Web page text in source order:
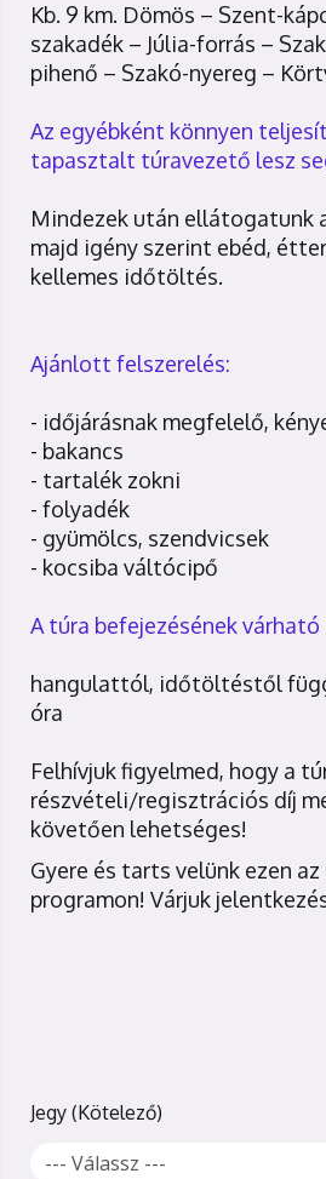
Kb. 9 km. Dömös – Szent-
szakadék – Júlia-forrás –
pihenő – Szakó-nyereg –
Az egyébként könnyen
tapasztalt túravezető lesz
Mindezek után ellátogatunk
majd igény szerint ebéd,
kellemes időtöltés.
Ajánlott felszerelés:
- időjárásnak megfelelő,
- bakancs
- tartalék zokni
- folyadék
- gyümölcs, szendvicsek
- kocsiba váltócipő
A túra befejezésének
hangulattól, időtöltéstől
óra
Felhívjuk figyelmed, hogy a
részvételi/regisztrációs díj
követően lehetséges!
Gyere és tarts velünk ezen
programon! Várjuk
Jegy